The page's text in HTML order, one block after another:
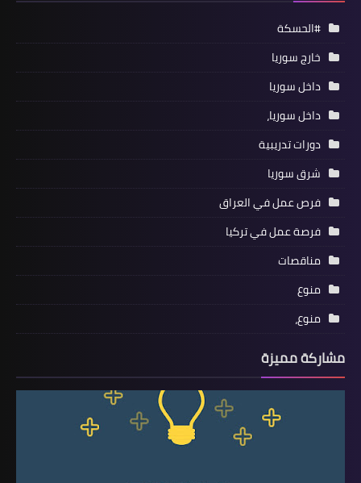
#الحسكة
خارج سوريا
داخل سوريا
داخل سوريا،
دورات تدريبية
شرق سوريا
فرص عمل في العراق
فرصة عمل في تركيا
مناقصات
منوع
منوع،
مشاركة مميزة